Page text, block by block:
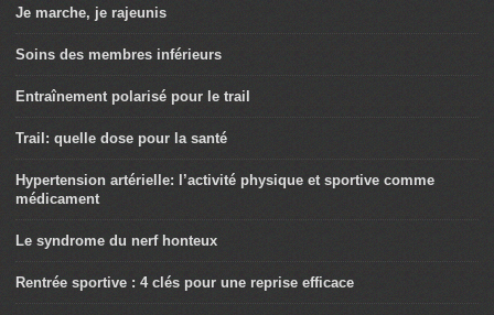
Je marche, je rajeunis
Soins des membres inférieurs
Entraînement polarisé pour le trail
Trail: quelle dose pour la santé
Hypertension artérielle: l’activité physique et sportive comme
médicament
Le syndrome du nerf honteux
Rentrée sportive : 4 clés pour une reprise efficace